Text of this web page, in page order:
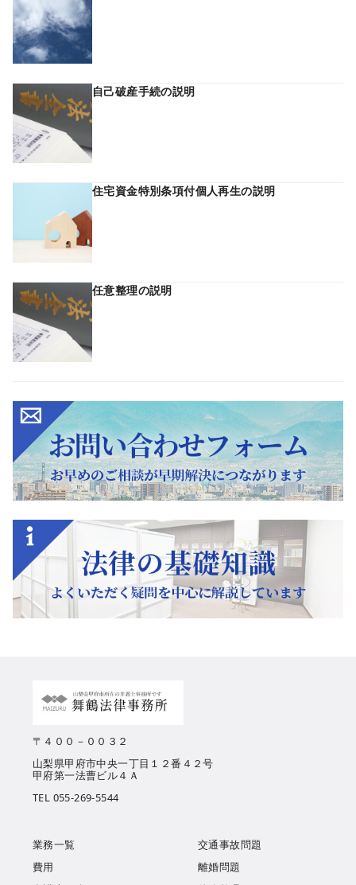
自己破産手続の説明
住宅資金特別条項付個人再生の説明
任意整理の説明
〒４００－００３２
山梨県甲府市中央一丁目１２番４２号
甲府第一法曹ビル４Ａ
TEL 055-269-5544
業務一覧
費用
交通事故問題
離婚問題